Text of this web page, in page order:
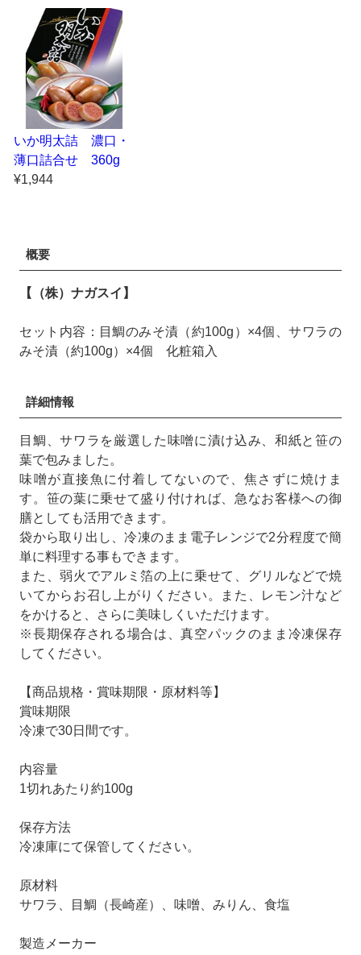
いか明太詰 濃口・
薄口詰合せ 360g
¥1,944
概要
【（株）ナガスイ】
セット内容：目鯛のみそ漬（約100g）×4個、サワラの
みそ漬（約100g）×4個 化粧箱入
詳細情報
目鯛、サワラを厳選した味噌に漬け込み、和紙と笹の
葉で包みました。
味噌が直接魚に付着してないので、焦さずに焼けま
す。笹の葉に乗せて盛り付ければ、急なお客様への御
膳としても活用できます。
袋から取り出し、冷凍のまま電子レンジで2分程度で簡
単に料理する事もできます。
また、弱火でアルミ箔の上に乗せて、グリルなどで焼
いてからお召し上がりください。また、レモン汁など
をかけると、さらに美味しくいただけます。
※長期保存される場合は、真空パックのまま冷凍保存
してください。
【商品規格・賞味期限・原材料等】
賞味期限
冷凍で30日間です。
内容量
1切れあたり約100g
保存方法
冷凍庫にて保管してください。
原材料
サワラ、目鯛（長崎産）、味噌、みりん、食塩
製造メーカー